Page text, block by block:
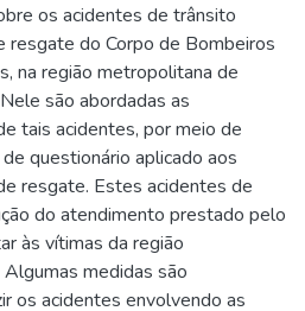
os acidentes de trânsito
resgate do Corpo de Bombeiros
na região metropolitana de
são abordadas as
tais acidentes, por meio de
questionário aplicado aos
resgate. Estes acidentes de
do atendimento prestado pelo
às vítimas da região
medidas são
os acidentes envolvendo as